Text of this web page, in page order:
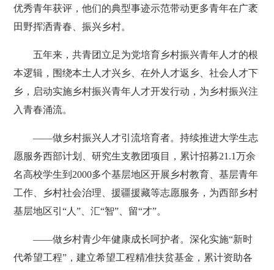
优秀青年获评，他们的典型事迹示范带动更多青年在广袤
田野挥洒青春、振兴乡村。
五年来，共青团立足为党培育乡村振兴青年人才的根
本逻辑，围绕本土人才兴乡、在外人才返乡、社会人才下
乡，启动实施乡村振兴青年人才开发行动，为乡村振兴注
入青春涌流。
——做乡村振兴人才引流培育者。持续推进大学生志
愿服务西部计划、研究生支教团项目，累计招募21.1万余
名高校学生到2000多个基层地区开展乡村教育、基层青年
工作、乡村社会治理、援疆援藏等志愿服务，为西部乡村
基层地区引“人”、汇“智”、留“才”。
——做乡村青少年健康成长呵护者。深化实施“新时
代希望工程”，建立希望工程精准扶贫基金，累计资助各